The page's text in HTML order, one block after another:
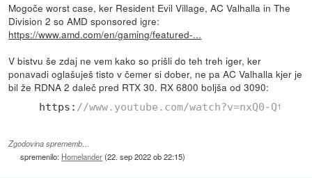
Mogoče worst case, ker Resident Evil Village, AC Valhalla in The
Division 2 so AMD sponsored igre:
https://www.amd.com/en/gaming/featured-...
V bistvu še zdaj ne vem kako so prišli do teh treh iger, ker
ponavadi oglašuješ tisto v čemer si dober, ne pa AC Valhalla kjer je
bil že RDNA 2 daleč pred RTX 30. RX 6800 boljša od 3090:
https: //www.youtube.com/watch?v=nxQ0-
Zgodovina sprememb…
spremenilo: Homelander(22. sep 2022 ob 22:15)